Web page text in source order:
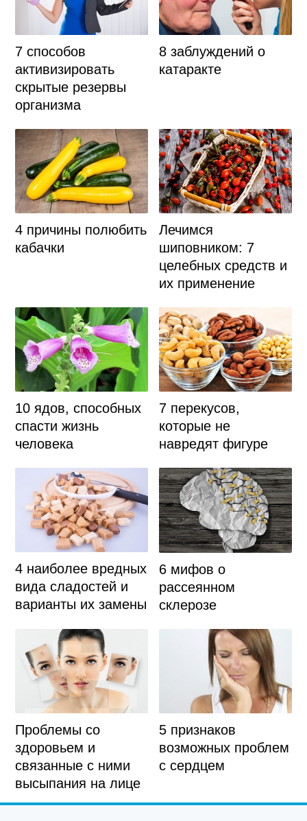
7 способов
активизировать
скрытые резервы
организма
8 заблуждений о
катаракте
4 причины полюбить
кабачки
Лечимся
шиповником: 7
целебных средств и
их применение
10 ядов, способных
спасти жизнь
человека
7 перекусов,
которые не
навредят фигуре
4 наиболее вредных
вида сладостей и
варианты их замены
6 мифов о
рассеянном
склерозе
Проблемы со
здоровьем и
связанные с ними
высыпания на лице
5 признаков
возможных проблем
с сердцем